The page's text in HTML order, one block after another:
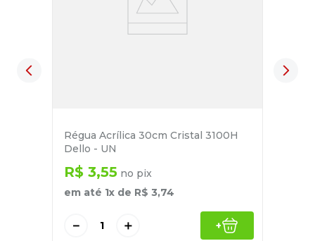
Régua Acrílica 30cm Cristal 3100H
Dello - UN
R$ 3,55 no pix
em até 1x de R$ 3,74
＋
－ +